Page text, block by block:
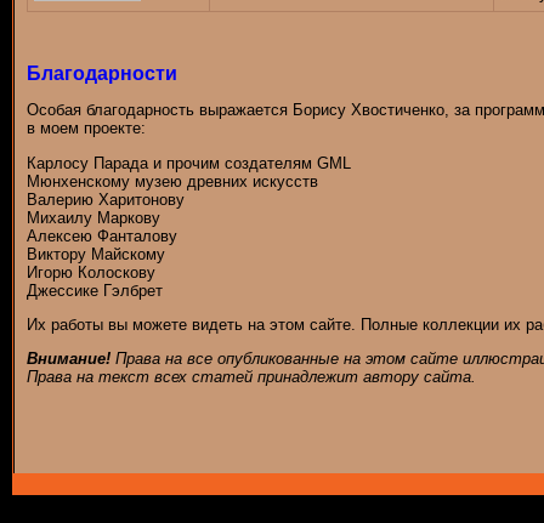
Благодарности
Особая благодарность выражается Борису Хвостиченко, за
в моем проекте:
Карлосу Парада и прочим создателям GML
Мюнхенскому музею древних искусств
Валерию Харитонову
Михаилу Маркову
Алексею Фанталову
Виктору Майскому
Игорю Колоскову
Джессике Гэлбрет
Их работы вы можете видеть на этом сайте. Полные коллекции их
Внимание! Права на все опубликованные на этом сайте
Права на текст всех статей принадлежит автору сайта.